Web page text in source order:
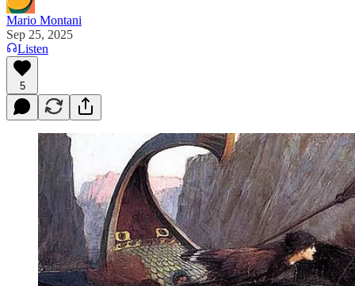
Mario Montani
Sep 25, 2025
Listen
5